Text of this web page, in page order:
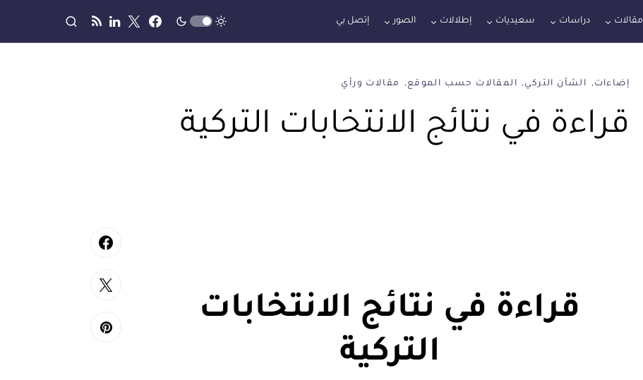
مقالات دراسات سعيديات إطلالات الصور إتصل بي
إضاءات الشأن التركي المقالات حسب الموقع مقالات ورأي
قراءة في نتائج الانتخابات التركية
قراءة في نتائج الانتخابات
التركية